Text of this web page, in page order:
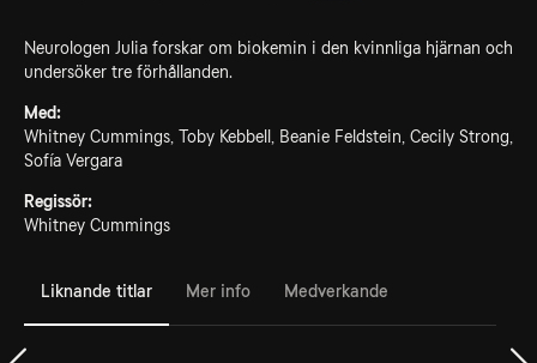
Neurologen Julia forskar om biokemin i den kvinnliga hjärnan och
undersöker tre förhållanden.
Med:
Whitney Cummings, Toby Kebbell, Beanie Feldstein, Cecily Strong,
Sofía Vergara
Regissör:
Whitney Cummings
Liknande titlar Mer info Medverkande